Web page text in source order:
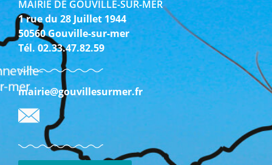
MAIRIE DE GOUVILLE-SUR-MER
1 rue du 28 Juillet 1944
50560 Gouville-sur-mer
Tél. 02.33.47.82.59
mairie@gouvillesurmer.fr